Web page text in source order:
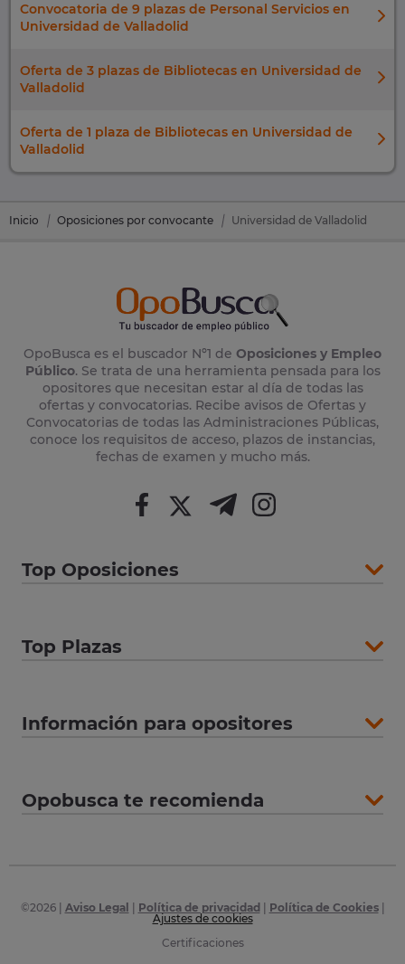
Convocatoria de 9 plazas de Personal Servicios en
Universidad de Valladolid
Oferta de 3 plazas de Bibliotecas en Universidad de
Valladolid
Oferta de 1 plaza de Bibliotecas en Universidad de
Valladolid
Inicio Oposiciones por convocante Universidad de Valladolid
OpoBusca es el buscador Nº1 de Oposiciones y Empleo
Público. Se trata de una herramienta pensada para los
opositores que necesitan estar al día de todas las
ofertas y convocatorias. Recibe avisos de Ofertas y
Convocatorias de todas las Administraciones Públicas,
conoce los requisitos de acceso, plazos de instancias,
fechas de examen y mucho más.
Top Oposiciones
Top Plazas
Información para opositores
Opobusca te recomienda
©2026| Aviso Legal Política de privacidad Política de Cookies|
Ajustes de cookies
Certificaciones